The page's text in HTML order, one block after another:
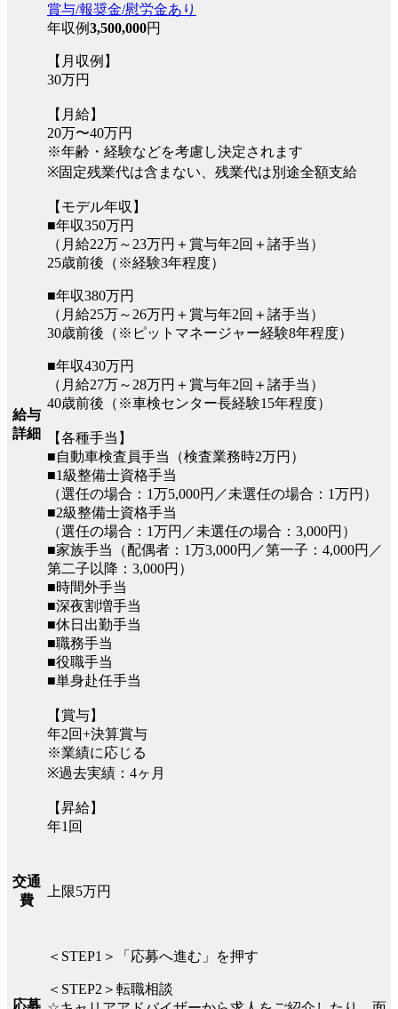
給与
詳細
賞与/報奨金/慰労金あり
年収例3,500,000円
【月収例】
30万円
【月給】
20万〜40万円
※年齢・経験などを考慮し決定されます
※固定残業代は含まない、残業代は別途全額支給
【モデル年収】
■年収350万円
（月給22万～23万円＋賞与年2回＋諸手当）
25歳前後（※経験3年程度）
■年収380万円
（月給25万～26万円＋賞与年2回＋諸手当）
30歳前後（※ピットマネージャー経験8年程度）
■年収430万円
（月給27万～28万円＋賞与年2回＋諸手当）
40歳前後（※車検センター長経験15年程度）
【各種手当】
■自動車検査員手当（検査業務時2万円）
■1級整備士資格手当
（選任の場合：1万5,000円／未選任の場合：1万円）
■2級整備士資格手当
（選任の場合：1万円／未選任の場合：3,000円）
■家族手当（配偶者：1万3,000円／第一子：4,000円／
第二子以降：3,000円）
■時間外手当
■深夜割増手当
■休日出勤手当
■職務手当
■役職手当
■単身赴任手当
【賞与】
年2回+決算賞与
※業績に応じる
※過去実績：4ヶ月
【昇給】
年1回
交通
費
上限5万円
応募
＜STEP1＞「応募へ進む」を押す
＜STEP2＞転職相談